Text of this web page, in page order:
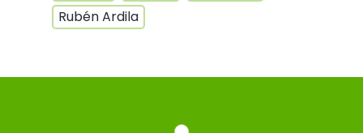
Rubén Ardila